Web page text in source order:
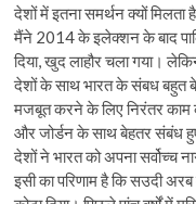
देशों में इतना समर्थन क्यों मिलता
मैंने 2014 के इलेक्शन के बाद
दिया, खुद लाहौर चला गया।
देशों के साथ भारत के संबध बहुत
मजबूत करने के लिए निरंतर काम
और जोर्डन के साथ बेहतर संबंध
देशों ने भारत को अपना सर्वोच्च
इसी का परिणाम है कि सउदी